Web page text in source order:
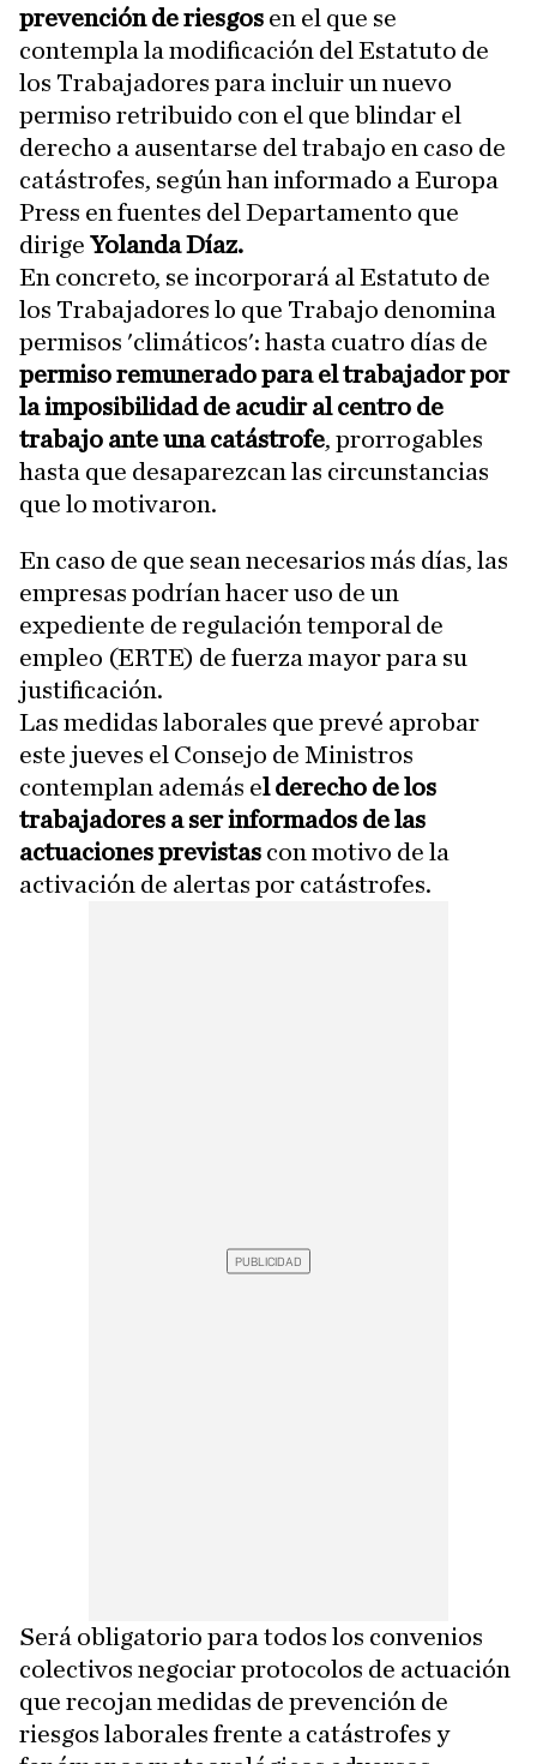
prevención de riesgos en el que se
contempla la modificación del Estatuto de
los Trabajadores para incluir un nuevo
permiso retribuido con el que blindar el
derecho a ausentarse del trabajo en caso de
catástrofes, según han informado a Europa
Press en fuentes del Departamento que
dirige Yolanda Díaz.
En concreto, se incorporará al Estatuto de
los Trabajadores lo que Trabajo denomina
permisos 'climáticos': hasta cuatro días de
permiso remunerado para el trabajador por
la imposibilidad de acudir al centro de
trabajo ante una catástrofe, prorrogables
hasta que desaparezcan las circunstancias
que lo motivaron.
En caso de que sean necesarios más días, las
empresas podrían hacer uso de un
expediente de regulación temporal de
empleo (ERTE) de fuerza mayor para su
justificación.
Las medidas laborales que prevé aprobar
este jueves el Consejo de Ministros
contemplan además el derecho de los
trabajadores a ser informados de las
actuaciones previstas con motivo de la
activación de alertas por catástrofes.
Será obligatorio para todos los convenios
colectivos negociar protocolos de actuación
que recojan medidas de prevención de
riesgos laborales frente a catástrofes y